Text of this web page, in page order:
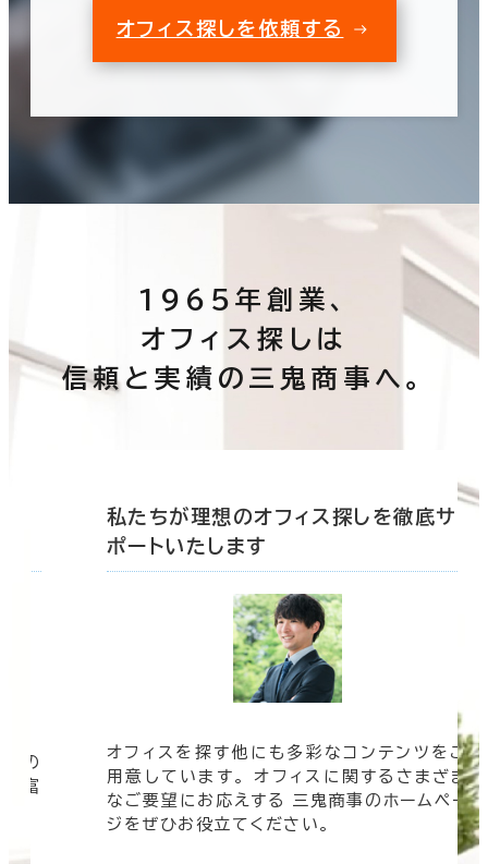
オフィス探しを依頼する
1965年創業、
オフィス探しは
信頼と実績の三鬼商事へ。
の
豊富
私たちが理想のオフィス探しを徹底サ
ポートいたします
オフィスを探す他にも多彩なコンテンツをご
用意しています。 オフィスに関するさまざま
なご要望にお応えする 三鬼商事のホームペー
ジをぜひお役立てください。